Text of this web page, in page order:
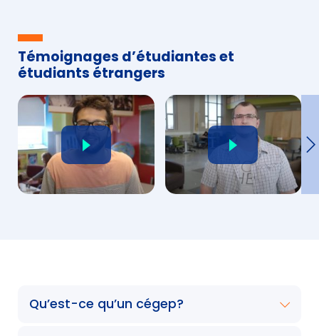
Témoignages d’étudiantes et
étudiants étrangers
Qu’est-ce qu’un cégep?